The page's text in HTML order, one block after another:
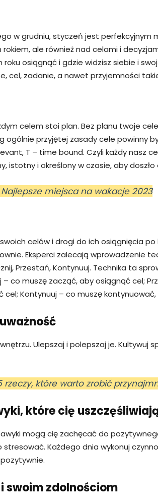
w grudniu, styczeń jest perfekcyjnym
ale również nad celami i
roku osiągnąć i gdzie widzisz siebie i
cel, zadanie, a nawet przyjemności
celem stoi plan. Bez planu twoje
ogólnie przyjętej zasady cele powinny
T – time bound. Czyli każdy nasz
istotny i określony w czasie, aby
miejsca na wakacje 2023
celów i drogi do ich osiągnięcia
Eksperci zalecają wprowadzenie
Przestań, Kontynuuj. Technika ta
– co muszę zacząć, aby osiągnąć cel;
cel; Kontynuuj – co muszę
Ulepszaj i polepszaj je. Kultywuj
rzeczy, które warto zrobić
które cię
mogą cię zachęcać do
Każdego dnia wykonuj
swoim zdolnościom